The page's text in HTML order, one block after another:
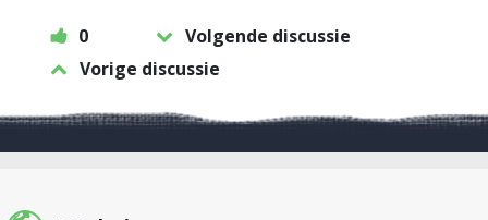
0
Volgende discussie
Vorige discussie